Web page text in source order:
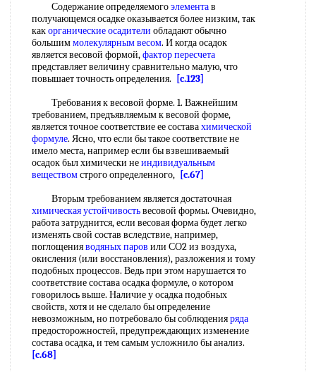
Содержание определяемогоэлементав
получающемся осадке оказывается более низким, так
какорганические осадители обладают обычно
большиммолекулярным весом. И когда осадок
является весовой формой,фактор пересчета
представляет величину сравнительно малую, что
повышает точность определения.
[c.123]
Требования к весовой форме. 1. Важнейшим
требованием, предъявляемым к весовой форме,
является точное соответствие ее составахимической
формуле. Ясно, что если бы такое соответствие не
имело места, например если бы взвешиваемый
осадок был химически неиндивидуальным
веществомстрого определенного, [c.67]
Вторым требованием является достаточная
химическая устойчивостьвесовой формы. Очевидно,
работа затруднится, если весовая форма будет легко
изменять свой состав вследствие, например,
поглощенияводяных паров или СО2 из воздуха,
окисления (или восстановления), разложения и тому
подобных процессов. Ведь при этом нарушается то
соответствие состава осадка формуле, о котором
говорилось выше. Наличие у осадка подобных
свойств, хотя и не сделало бы определение
невозможным, но потребовало бы соблюденияряда
предосторожностей, предупреждающих изменение
состава осадка, и тем самым усложнило бы анализ.
[c.68]